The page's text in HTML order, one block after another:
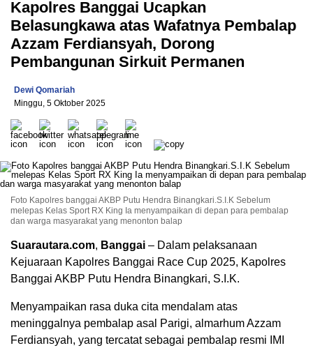
Kapolres Banggai Ucapkan
Belasungkawa atas Wafatnya Pembalap
Azzam Ferdiansyah, Dorong
Pembangunan Sirkuit Permanen
Dewi Qomariah
Minggu, 5 Oktober 2025
Foto Kapolres banggai AKBP Putu Hendra Binangkari.S.I.K Sebelum
melepas Kelas Sport RX King Ia menyampaikan di depan para pembalap
dan warga masyarakat yang menonton balap
Suarautara.com, Banggai – Dalam pelaksanaan
Kejuaraan Kapolres Banggai Race Cup 2025, Kapolres
Banggai AKBP Putu Hendra Binangkari, S.I.K.
Menyampaikan rasa duka cita mendalam atas
meninggalnya pembalap asal Parigi, almarhum Azzam
Ferdiansyah, yang tercatat sebagai pembalap resmi IMI